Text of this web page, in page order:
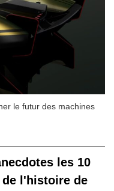
le futur des machines
les 10
l'histoire de